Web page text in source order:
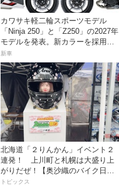
カワサキ軽二輪スポーツモデル
「Ninja 250」と「Z250」の2027年
モデルを発表。新カラーを採用し9
月5日より発売！
新車
北海道「２りんかん」イベント２
連発！ 上川町と札幌は大盛り上
がりだぜ！【奥沙織のバイク日和
第3回】
トピックス